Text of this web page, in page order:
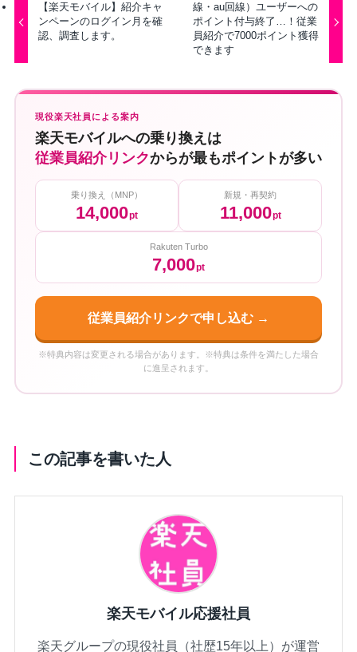
【楽天モバイル】紹介キャ
ンペーンのログイン月を確
認、調査します。
線・au回線）ユーザーへの
ポイント付与終了…！従業
員紹介で7000ポイント獲得
できます
現役楽天社員による案内
楽天モバイルへの乗り換えは
従業員紹介リンクからが最もポイントが多い
乗り換え（MNP）
14,000pt
新規・再契約
11,000pt
Rakuten Turbo
7,000pt
従業員紹介リンクで申し込む →
※特典内容は変更される場合があります。※特典は条件を満たした場合
に進呈されます。
この記事を書いた人
楽天モバイル応援社員
楽天グループの現役社員（社歴15年以上）が運営